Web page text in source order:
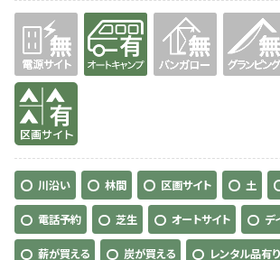
無 有り
有り
川沿い 林間 区画サイト 土
電話予約 芝生 オートサイト デ
薪が買える 炭が買える レンタル品有り